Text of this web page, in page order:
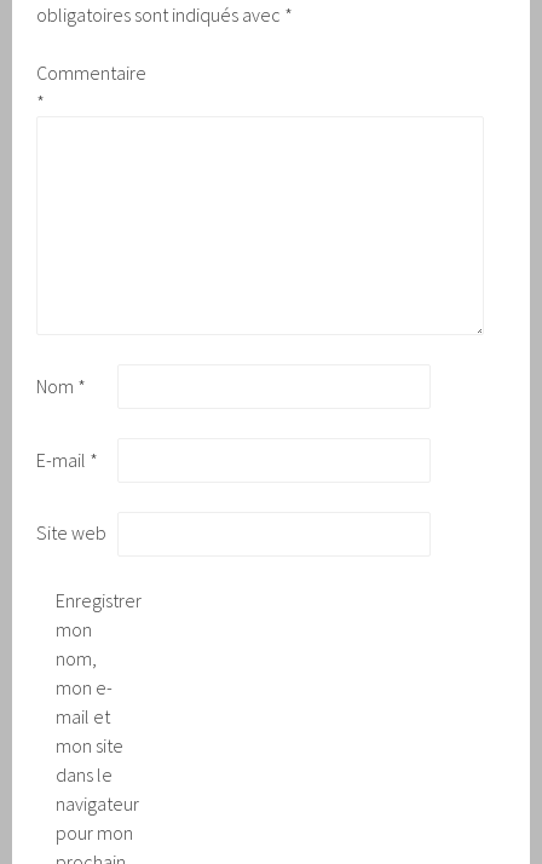
obligatoires sont indiqués avec *
Commentaire
*
Nom *
E-mail *
Site web
Enregistrer
mon
nom,
mon e-
mail et
mon site
dans le
navigateur
pour mon